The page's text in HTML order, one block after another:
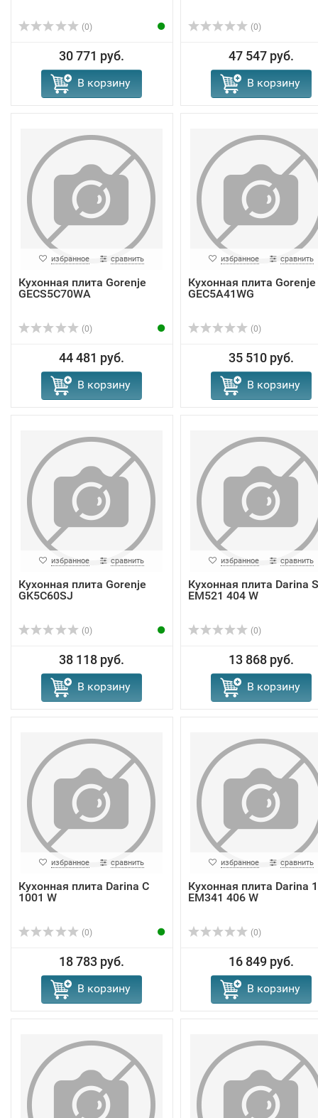
(0)
30 771 руб.
В корзину
(0)
47 547 руб.
В корзину
избранное сравнить
Кухонная плита Gorenje
GECS5C70WA
(0)
44 481 руб.
В корзину
избранное сравнить
Кухонная плита Gorenje
GEC5A41WG
(0)
35 510 руб.
В корзину
избранное сравнить
Кухонная плита Gorenje
GK5C60SJ
(0)
38 118 руб.
В корзину
избранное сравнить
Кухонная плита Darina S
EM521 404 W
(0)
13 868 руб.
В корзину
избранное сравнить
Кухонная плита Darina C
1001 W
(0)
18 783 руб.
В корзину
избранное сравнить
Кухонная плита Darina
EM341 406 W
(0)
16 849 руб.
В корзину